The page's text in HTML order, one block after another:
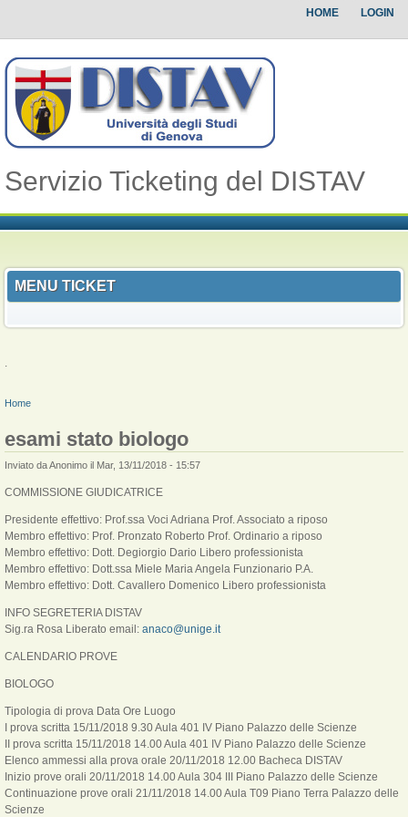
HOME LOGIN
Servizio Ticketing del DISTAV
MENU TICKET
.
TU SEI QUI
Home
esami stato biologo
Inviato daAnonimo il Mar, 13/11/2018 - 15:57
COMMISSIONE GIUDICATRICE
Presidente effettivo: Prof.ssa Voci Adriana Prof. Associato a riposo
Membro effettivo: Prof. Pronzato Roberto Prof. Ordinario a riposo
Membro effettivo: Dott. Degiorgio Dario Libero professionista
Membro effettivo: Dott.ssa Miele Maria Angela Funzionario P.A.
Membro effettivo: Dott. Cavallero Domenico Libero professionista
INFO SEGRETERIA DISTAV
Sig.ra Rosa Liberato email: anaco@unige.it
CALENDARIO PROVE
BIOLOGO
Tipologia di prova Data Ore Luogo
I prova scritta 15/11/2018 9.30 Aula 401 IV Piano Palazzo delle Scienze
II prova scritta 15/11/2018 14.00 Aula 401 IV Piano Palazzo delle Scienze
Elenco ammessi alla prova orale 20/11/2018 12.00 Bacheca DISTAV
Inizio prove orali 20/11/2018 14.00 Aula 304 III Piano Palazzo delle Scienze
Continuazione prove orali 21/11/2018 14.00 Aula T09 Piano Terra Palazzo delle
Scienze